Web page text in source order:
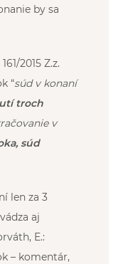
by sa
2015 Z.z.
“súd v konaní
troch
v
súd
len za 3
aj
E.:
– komentár,